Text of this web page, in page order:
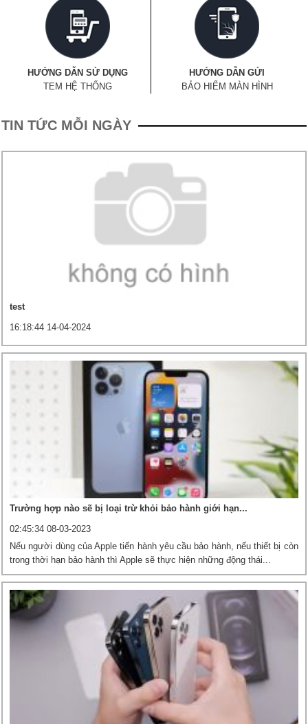
HƯỚNG DẪN SỬ DỤNG
TEM HỆ THỐNG
HƯỚNG DẪN GỬI
BẢO HIỂM MÀN HÌNH
TIN TỨC MỖI NGÀY
test
16:18:44 14-04-2024
Trường hợp nào sẽ bị loại trừ khỏi bảo hành giới hạn...
02:45:34 08-03-2023
Nếu người dùng của Apple tiến hành yêu cầu bảo hành, nếu thiết bị còn
trong thời hạn bảo hành thì Apple sẽ thực hiện những động thái...